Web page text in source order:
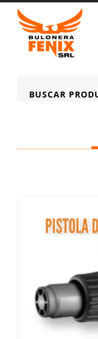
BUSCAR